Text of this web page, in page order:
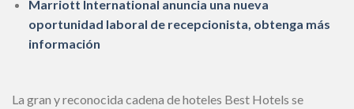
Marriott International anuncia una nueva
oportunidad laboral de recepcionista, obtenga más
información
La gran y reconocida cadena de hoteles Best Hotels se